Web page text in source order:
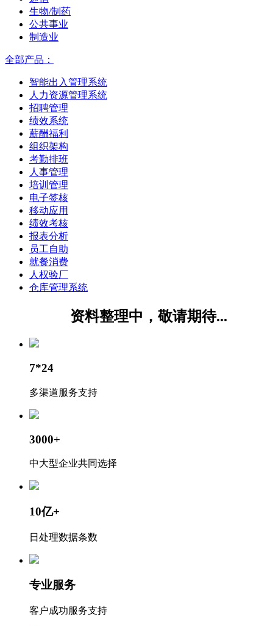
生物/制药
公共事业
制造业
全部产品：
智能出入管理系统
人力资源管理系统
招聘管理
绩效系统
薪酬福利
组织架构
考勤排班
人事管理
培训管理
电子签核
移动应用
绩效考核
报表分析
员工自助
就餐消费
人权验厂
仓库管理系统
资料整理中，敬请期待...
7*24
多渠道服务支持
3000+
中大型企业共同选择
10亿+
日处理数据条数
专业服务
客户成功服务支持